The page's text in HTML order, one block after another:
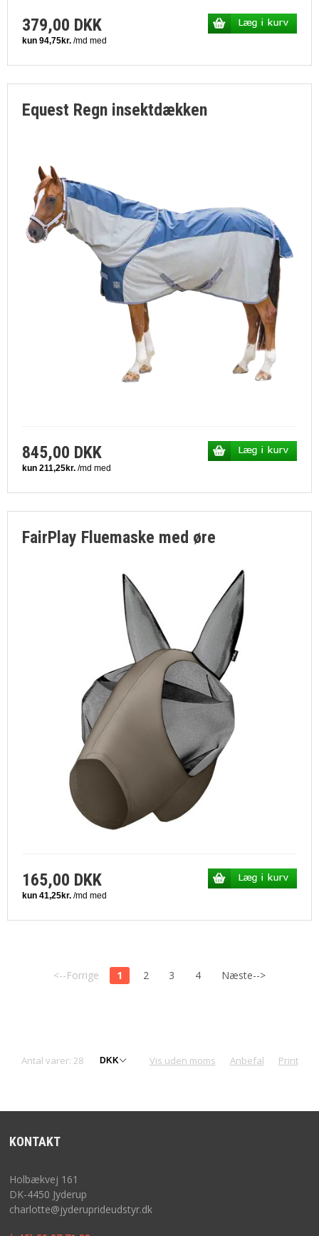
379,00 DKK
Equest Regn insektdækken
845,00 DKK
FairPlay Fluemaske med øre
165,00 DKK
<--Forrige 1 2 3 4 Næste-->
Antal varer: 28 Vis uden moms Anbefal Print
KONTAKT
Holbækvej 161
DK-4450 Jyderup
charlotte@jyderuprideudstyr.dk